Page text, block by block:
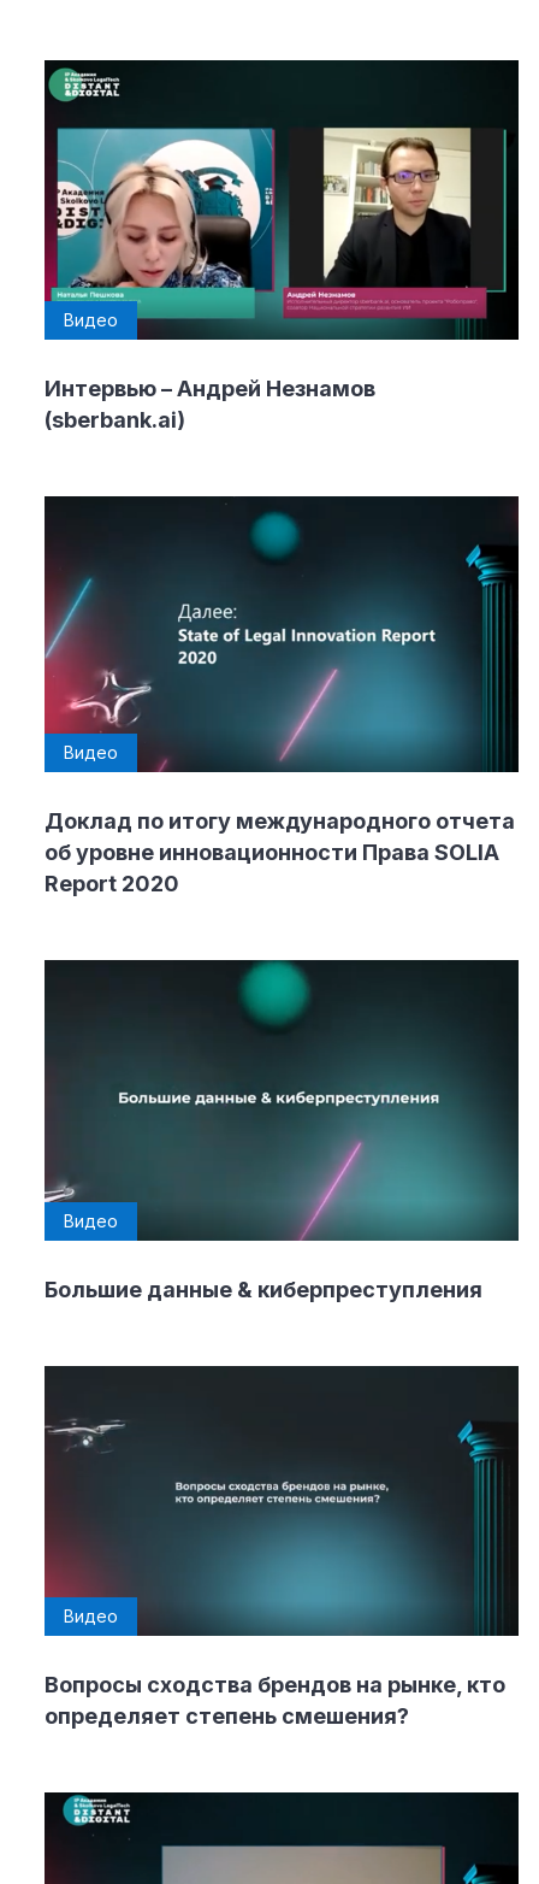
Видео
Интервью – Андрей Незнамов
(sberbank.ai)
Видео
Доклад по итогу международного отчета
об уровне инновационности Права SOLIA
Report 2020
Видео
Большие данные & киберпреступления
Видео
Вопросы сходства брендов на рынке, кто
определяет степень смешения?